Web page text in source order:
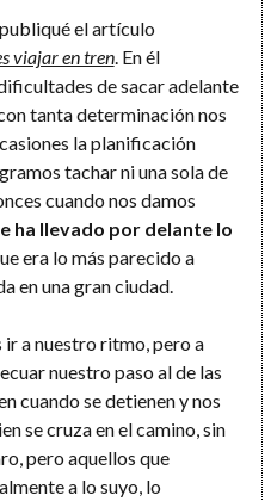
el artículo
viajar en tren. En él
de sacar adelante
tanta determinación nos
la planificación
tachar ni una sola de
cuando nos damos
ha llevado por delante lo
era lo más parecido a
en una gran ciudad.
ir a nuestro ritmo, pero a
nuestro paso al de las
cuando se detienen y nos
se cruza en el camino, sin
pero aquellos que
a lo suyo, lo